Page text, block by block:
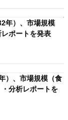
年）、市場規模
レポートを発表
）、市場規模（食
分析レポートを